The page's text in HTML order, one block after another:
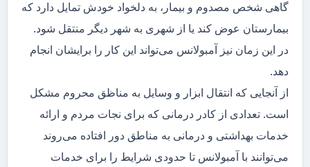
گاهی شخص مصدوم و بیمار، به دلخواد خودش تمایل دارد که
بیمارستان عوض کند یا از شهری به شهر دیگر منتقل شود.
در این زمان نیز آمبولانس می‌تواند این کار را برایشان انجام
دهد.
از آنجایی که انتقال ابزار و وسایل به مناظق محروم مشکل
است. تعدادی از کادر درمانی که برای نجات مردم و ارائه
خدمات بهداشتی و درمانی به مناطق دور افتاده می‌روند
می‌توانند با آمبولانس تا حدودی شرایط را برای خدمات